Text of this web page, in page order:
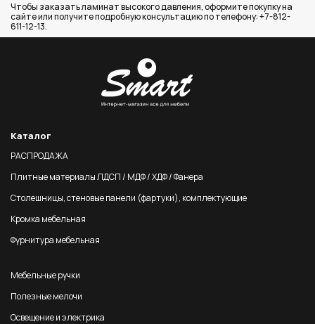
Чтобы заказать ламинат высокого давления, оформите покупку на
сайте или получите подробную консультацию по телефону: +7-812-
611-12-13.
Каталог
РАСПРОДАЖА
Плитные материалы ЛДСП / МДФ / ХДФ / Фанера
Столешницы, стеновые панели (фартуки), комплектующие
Кромка мебельная
Фурнитура мебельная
Мебельные ручки
Полезные мелочи
Освещение и электрика